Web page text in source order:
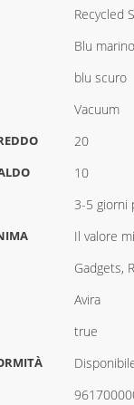
Recycled
Blu marino
blu scuro
Vacuum
20
10
3-5 giorni
Il valore
Gadgets,
Avira
true